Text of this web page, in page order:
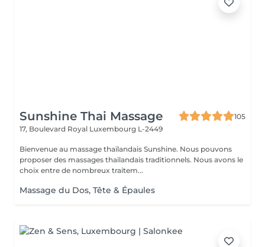
Sunshine Thai Massage
105
17, Boulevard Royal Luxembourg L-2449
Bienvenue au massage thaïlandais Sunshine. Nous pouvons
proposer des massages thaïlandais traditionnels. Nous avons le
choix entre de nombreux traitem...
Massage du Dos, Tête & Épaules